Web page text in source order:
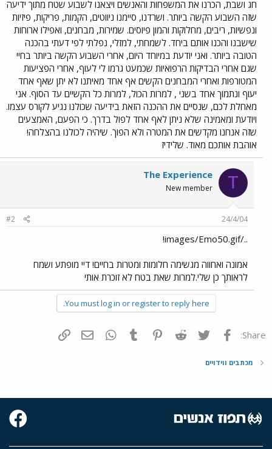
חג ושבת, הכרנו את המשפחות והאנשים ויצאנו לשבוע שטח מתוך ידיעה
שזה השבוע הקשה ביותר. ושרדנו, סיימנו ניווטים, הקמות, פריקות, פיזיות
ונפשיות, ריבים, מחלוקות והמון פיוסים. שמירות, מבחנים, ואפילו ארוחות
שישבנו והכנו אותם ביחד. לשמחתי, למזלי, נפלתי לפי דעתי בהכנה
הטובה ביותר. ואני יודעת במיוחד היום, אחרי השבוע הקשה ביותר בחיי
שגם אחרי הבדיקות הרפואיות שכמעט גרמו לי לעוף, אחרי הפציעות
המטורפות ואחרי המבחנים הקשים אף אחד מאיתנו לא יתן שאף אחד
יעוף ונתמוך אחד בשני , למרות הכול, למרות כל הקשיים עד הסוף. אני
מאחלת לכם, שנסיים את ההכנה הזאת בידיעה שכולנו נגיע לקורס עצמו.
ויודעת ומאמינה שלא ניתן לאף אחד לפול בדרך. כי הפעם, האמצעים
שזה אנחנו מקדשים את המטרה ולא הפוך. שיהיה לכולנו בהצלחה!
אוהבת אותכם מאוד. שלידיז
T
The Experience
New member
24/4/04
#2
../images/Emo50.gif!
אמונה ואחווה מגשימה חלומות ומטרות בחיים! דיי מופתע ושמח
לראותך כן שלי.למרות שאת בטח לא זוכרת אותי
You must log in or register to reply here.
Share: פייסבוק Twitter
Reddit
Pinterest
Tumblr
WhatsAppדואר אלקטרוני
מכתבים ווידויים